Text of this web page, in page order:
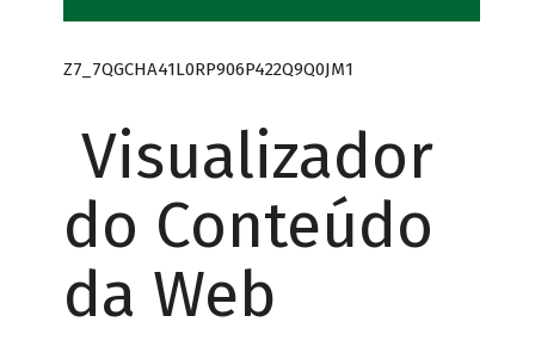
Z7_7QGCHA41L0RP906P422Q9Q0JM1
Visualizador
do Conteúdo
da Web